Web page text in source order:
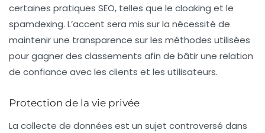
certaines pratiques SEO, telles que le cloaking et le
spamdexing. L’accent sera mis sur la nécessité de
maintenir une transparence sur les méthodes utilisées
pour gagner des classements afin de bâtir une relation
de confiance avec les clients et les utilisateurs.
Protection de la vie privée
La collecte de données est un sujet controversé dans